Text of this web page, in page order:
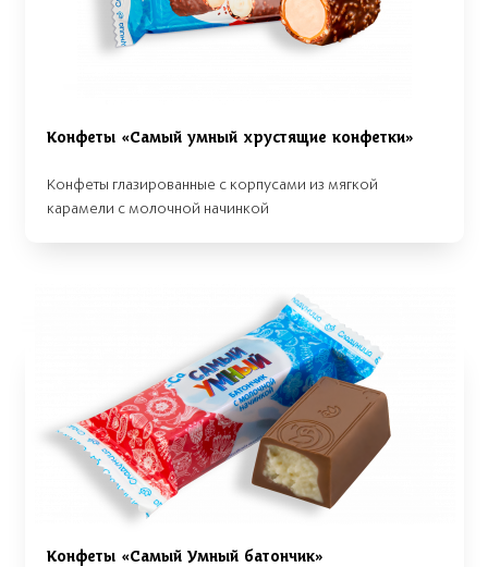
Конфеты «Самый умный хрустящие конфетки»
Конфеты глазированные с корпусами из мягкой
карамели с молочной начинкой
Конфеты «Самый Умный батончик»